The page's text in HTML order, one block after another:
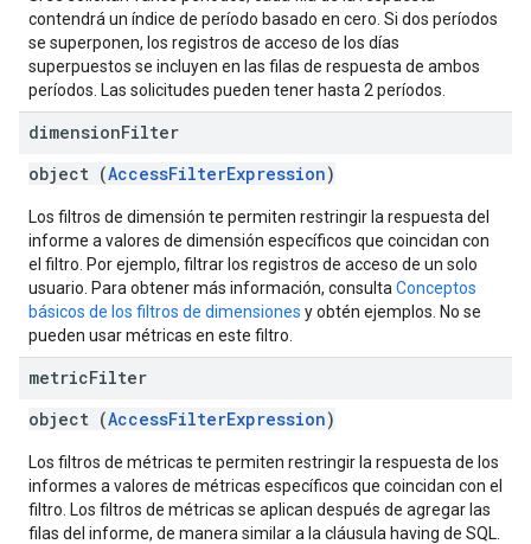
contendrá un índice de período basado en cero. Si dos períodos
se superponen, los registros de acceso de los días
superpuestos se incluyen en las filas de respuesta de ambos
períodos. Las solicitudes pueden tener hasta 2 períodos.
dimensionFilter
object (AccessFilterExpression)
Los filtros de dimensión te permiten restringir la respuesta del
informe a valores de dimensión específicos que coincidan con
el filtro. Por ejemplo, filtrar los registros de acceso de un solo
usuario. Para obtener más información, consulta Conceptos
básicos de los filtros de dimensiones y obtén ejemplos. No se
pueden usar métricas en este filtro.
metricFilter
object (AccessFilterExpression)
Los filtros de métricas te permiten restringir la respuesta de los
informes a valores de métricas específicos que coincidan con el
filtro. Los filtros de métricas se aplican después de agregar las
filas del informe, de manera similar a la cláusula having de SQL.